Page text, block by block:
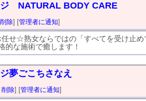
ジ NATURAL BODY CARE
除] [管理者に通知]
せ☆熟女ならではの「すべてを受け止め
的な施術で癒します！
夢ごこちさなえ
除] [管理者に通知]